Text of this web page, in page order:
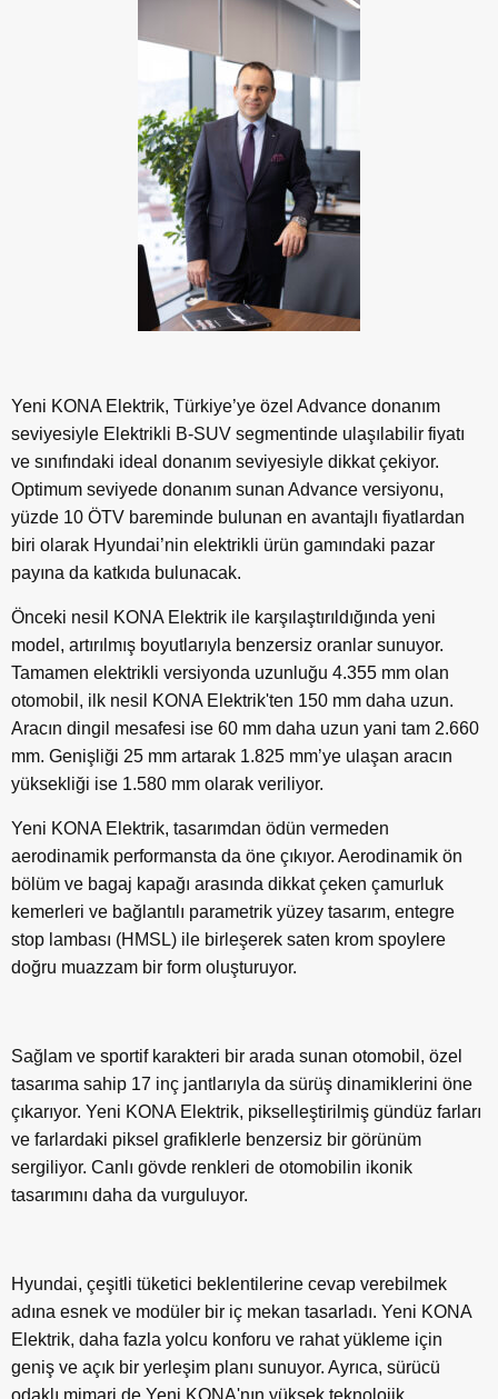
Yeni KONA Elektrik, Türkiye’ye özel Advance donanım
seviyesiyle Elektrikli B-SUV segmentinde ulaşılabilir fiyatı
ve sınıfındaki ideal donanım seviyesiyle dikkat çekiyor.
Optimum seviyede donanım sunan Advance versiyonu,
yüzde 10 ÖTV bareminde bulunan en avantajlı fiyatlardan
biri olarak Hyundai’nin elektrikli ürün gamındaki pazar
payına da katkıda bulunacak.
Önceki nesil KONA Elektrik ile karşılaştırıldığında yeni
model, artırılmış boyutlarıyla benzersiz oranlar sunuyor.
Tamamen elektrikli versiyonda uzunluğu 4.355 mm olan
otomobil, ilk nesil KONA Elektrik'ten 150 mm daha uzun.
Aracın dingil mesafesi ise 60 mm daha uzun yani tam 2.660
mm. Genişliği 25 mm artarak 1.825 mm’ye ulaşan aracın
yüksekliği ise 1.580 mm olarak veriliyor.
Yeni KONA Elektrik, tasarımdan ödün vermeden
aerodinamik performansta da öne çıkıyor. Aerodinamik ön
bölüm ve bagaj kapağı arasında dikkat çeken çamurluk
kemerleri ve bağlantılı parametrik yüzey tasarım, entegre
stop lambası (HMSL) ile birleşerek saten krom spoylere
doğru muazzam bir form oluşturuyor.
Sağlam ve sportif karakteri bir arada sunan otomobil, özel
tasarıma sahip 17 inç jantlarıyla da sürüş dinamiklerini öne
çıkarıyor. Yeni KONA Elektrik, pikselleştirilmiş gündüz farları
ve farlardaki piksel grafiklerle benzersiz bir görünüm
sergiliyor. Canlı gövde renkleri de otomobilin ikonik
tasarımını daha da vurguluyor.
Hyundai, çeşitli tüketici beklentilerine cevap verebilmek
adına esnek ve modüler bir iç mekan tasarladı. Yeni KONA
Elektrik, daha fazla yolcu konforu ve rahat yükleme için
geniş ve açık bir yerleşim planı sunuyor. Ayrıca, sürücü
odaklı mimari de Yeni KONA'nın yüksek teknolojik